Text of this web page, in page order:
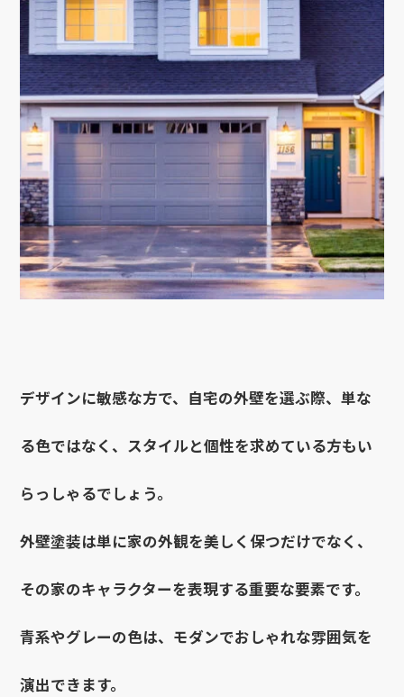
デザインに敏感な方で、自宅の外壁を選ぶ際、単な
る色ではなく、スタイルと個性を求めている方もい
らっしゃるでしょう。
外壁塗装は単に家の外観を美しく保つだけでなく、
その家のキャラクターを表現する重要な要素です。
青系やグレーの色は、モダンでおしゃれな雰囲気を
演出できます。